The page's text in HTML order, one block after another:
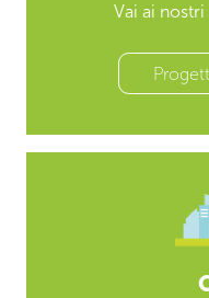
Vai ai